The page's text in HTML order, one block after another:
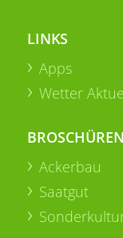
LINKS
Apps
Wetter
BROSCHÜREN
Ackerbau
Saatgut